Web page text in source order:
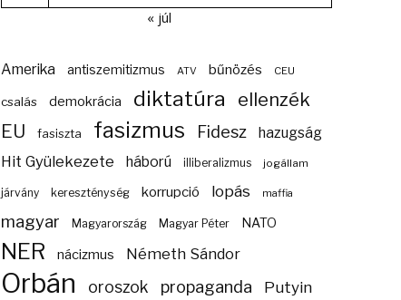
« júl
Amerika antiszemitizmus ATV bűnözés CEU
csalás demokrácia diktatúra ellenzék
EU fasiszta fasizmus Fidesz hazugság
Hit Gyülekezete háború illiberalizmus jogállam
járvány kereszténység korrupció lopás maffia
magyar Magyarország Magyar Péter NATO
NER nácizmus Németh Sándor
Orbán oroszok propaganda Putyin